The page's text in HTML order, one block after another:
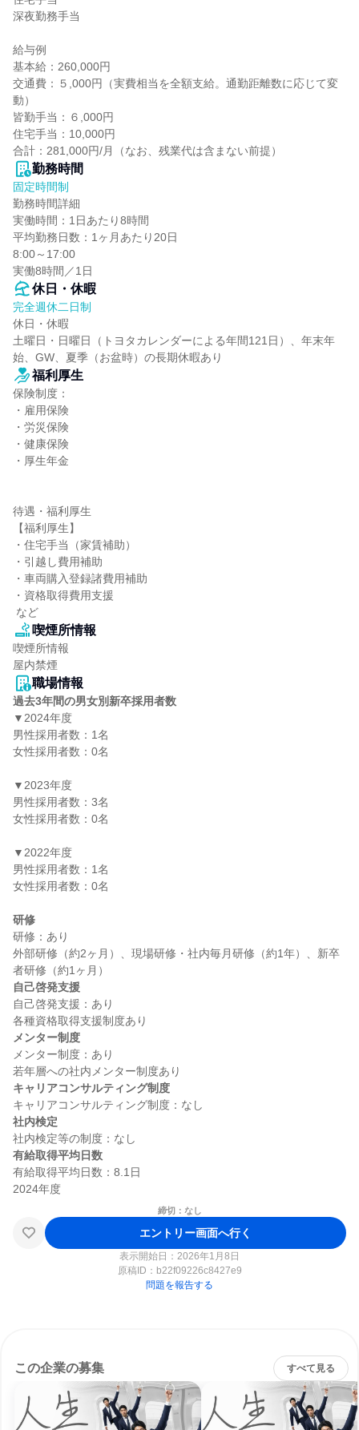
深夜勤務手当
給与例
基本給：260,000円
交通費：５,000円（実費相当を全額支給。通勤距離数に応じて変
動）
皆勤手当：６,000円
住宅手当：10,000円
合計：281,000円/月（なお、残業代は含まない前提）
勤務時間
固定時間制
勤務時間詳細
実働時間：1日あたり8時間
平均勤務日数：1ヶ月あたり20日
8:00～17:00
実働8時間／1日
休日・休暇
完全週休二日制
休日・休暇
土曜日・日曜日（トヨタカレンダーによる年間121日）、年末年
始、GW、夏季（お盆時）の長期休暇あり
福利厚生
保険制度：
・雇用保険
・労災保険
・健康保険
・厚生年金
待遇・福利厚生
【福利厚生】
・住宅手当（家賃補助）
・引越し費用補助
・車両購入登録諸費用補助
・資格取得費用支援
など
喫煙所情報
喫煙所情報
屋内禁煙
職場情報
過去3年間の男女別新卒採用者数
▼2024年度
男性採用者数：1名
女性採用者数：0名
▼2023年度
男性採用者数：3名
女性採用者数：0名
▼2022年度
男性採用者数：1名
女性採用者数：0名
研修
研修：あり
外部研修（約2ヶ月）、現場研修・社内毎月研修（約1年）、新卒
自己啓発支援
自己啓発支援：あり
メンター制度
メンター制度：あり
キャリアコンサルティング制度
社内検定
有給取得平均日数
有給取得平均日数：8.1日
締切：なし
エントリー画面へ行く
表示開始日：2026年1月8日
原稿ID： b22f09226c8427e9
問題を報告する
この企業の募集 すべて見る